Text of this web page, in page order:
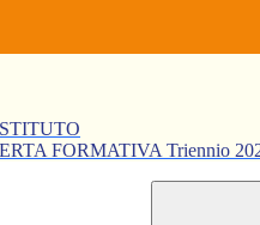
FORMATIVA Triennio